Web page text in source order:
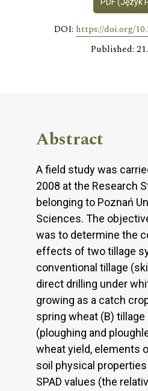
PDF (Język
DOI: https://doi.org/
Published:
Abstract
A field study was
2008 at the Research
belonging to Poznań
Sciences. The
was to determine the
effects of two tillage
conventional tillage
direct drilling under
growing as a catch
spring wheat (B)
(ploughing and
wheat yield, elements
soil physical
SPAD values (the